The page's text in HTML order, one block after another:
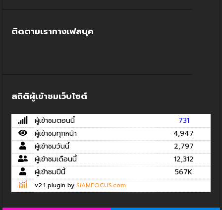
ติดตามเราทางเฟสบุค
สถิติผู้เข้าชมเว็บไซต์
ผู้เข้าชมตอนนี้
731
ผู้เข้าชมทุกหน้า
4,947
ผู้เข้าชมวันนี้
2,797
ผู้เข้าชมเดือนนี้
12,312
ผู้เข้าชมปีนี้
567K
v2.1 plugin by SiAMFOCUS.com